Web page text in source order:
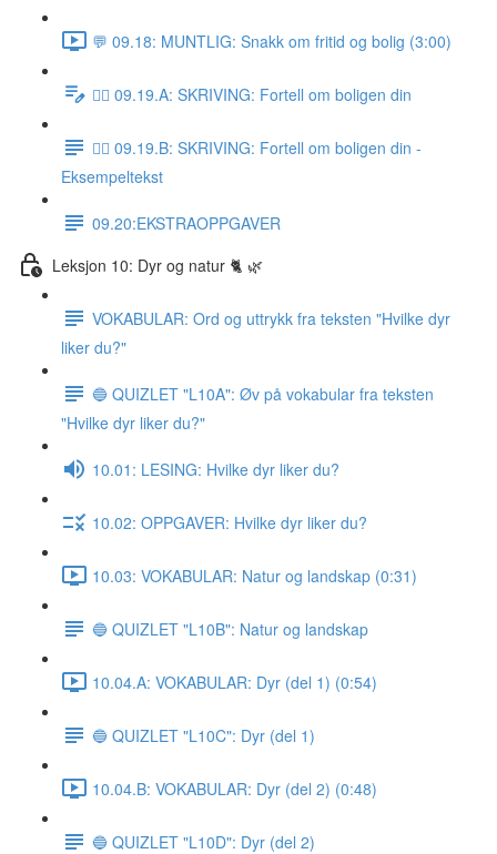
💬 09.18: MUNTLIG: Snakk om fritid og bolig (3:00)
✍🏼 09.19.A: SKRIVING: Fortell om boligen din
✍🏼 09.19.B: SKRIVING: Fortell om boligen din -
Eksempeltekst
09.20:EKSTRAOPPGAVER
Leksjon 10: Dyr og natur 🐈 🌿
VOKABULAR: Ord og uttrykk fra teksten "Hvilke dyr
liker du?"
🔵 QUIZLET "L10A": Øv på vokabular fra teksten
"Hvilke dyr liker du?"
10.01: LESING: Hvilke dyr liker du?
10.02: OPPGAVER: Hvilke dyr liker du?
10.03: VOKABULAR: Natur og landskap (0:31)
🔵 QUIZLET "L10B": Natur og landskap
10.04.A: VOKABULAR: Dyr (del 1) (0:54)
🔵 QUIZLET "L10C": Dyr (del 1)
10.04.B: VOKABULAR: Dyr (del 2) (0:48)
🔵 QUIZLET "L10D": Dyr (del 2)